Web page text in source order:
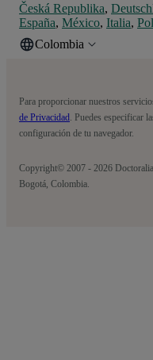
Česká Republika,
España, México, Italia,
Colombia
Para proporcionar nuestros
de Privacidad . Puedes especificar
configuración de tu navegador.
Copyright© 2007 - 2026
Bogotá, Colombia.